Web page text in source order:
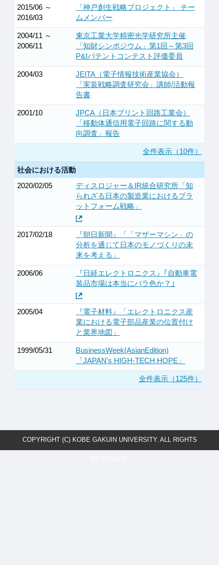
2015/06 ～
2016/03
「神戸創生戦略プロジェクト」 チー
ムメンバー
2004/11 ～
2006/11
東京工業大学精密光学研究所主催
「知財シンポジウム」第1回～第3回
P&Iパテントコンテスト評価委員
2004/03
JEITA（電子情報技術産業協会）
「実装戦略調査研究会」講師/活動報
告書
2001/10
JPCA（日本プリント回路工業会）
「移動体通信用電子回路に関する動
向調査」報告
全件表示（10件）
社会における活動
2020/02/05
ディスロジャー＆IR統合研究所「知
られざる日本の製造業におけるプラ
ットフォーム戦略」
2017/02/18
『朝日新聞』「「マザーマシン」の
分析を通じて日本のモノづくりの未
来を考える」
2006/06
『日経エレクトロニクス』｢自動車電
装品市場は本当にバラ色か？｣
2005/04
『電子材料』「エレクトロニクス産
業における電子部品産業の位置付け
と業界地図」
1999/05/31
BusinessWeek(AsianEdition)
「JAPAN's HIGH-TECH HOPE」
全件表示（125件）
COPYRIGHT (C) KOBE GAKUIN UNIVERSITY. ALL RIGHTS